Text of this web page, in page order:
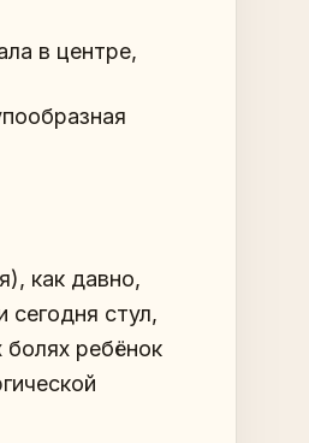
в центре,
как давно,
сегодня стул,
ребёнок